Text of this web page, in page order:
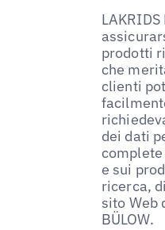
LAKRIDS
prodotti
che
clienti
dei dati
complete
e sui
ricerca,
sito Web
BÜLOW.